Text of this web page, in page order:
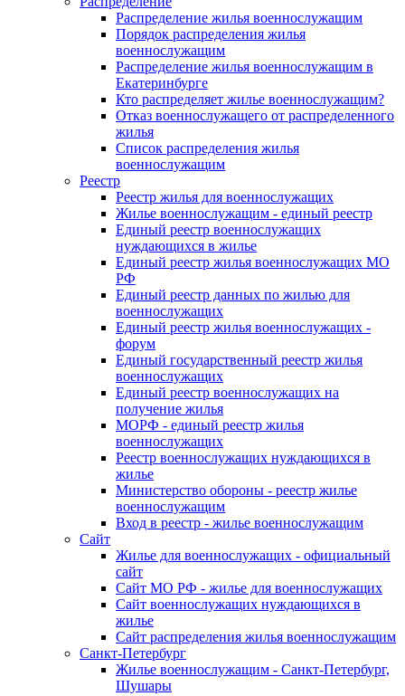
Распределение жилья военнослужащим
Порядок распределения жилья
военнослужащим
Распределение жилья военнослужащим в
Екатеринбурге
Кто распределяет жилье военнослужащим?
Отказ военнослужащего от распределенного
жилья
Список распределения жилья
военнослужащим
Реестр
Реестр жилья для военнослужащих
Жилье военнослужащим - единый реестр
Единый реестр военнослужащих
нуждающихся в жилье
Единый реестр жилья военнослужащих МО
РФ
Единый реестр данных по жилью для
военнослужащих
Единый реестр жилья военнослужащих -
форум
Единый государственный реестр жилья
военнослужащих
Единый реестр военнослужащих на
получение жилья
МОРФ - единый реестр жилья
военнослужащих
Реестр военнослужащих нуждающихся в
жилье
Министерство обороны - реестр жилье
военнослужащим
Вход в реестр - жилье военнослужащим
Сайт
Жилье для военнослужащих - официальный
сайт
Сайт МО РФ - жилье для военнослужащих
Сайт военнослужащих нуждающихся в
жилье
Сайт распределения жилья военнослужащим
Санкт-Петербург
Жилье военнослужащим - Санкт-Петербург,
Шушары